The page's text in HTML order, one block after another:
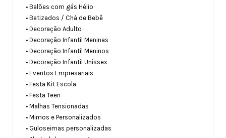
• Balões com gás Hélio
• Batizados / Chá de Bebê
• Decoração Adulto
• Decoração Infantil Meninas
• Decoração Infantil Meninos
• Decoração Infantil Unissex
• Eventos Empresariais
• Festa Kit Escola
• Festa Teen
• Malhas Tensionadas
• Mimos e Personalizados
• Guloseimas personalizadas